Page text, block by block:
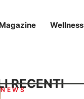
Magazine Wellness
RECENTI
NEWS